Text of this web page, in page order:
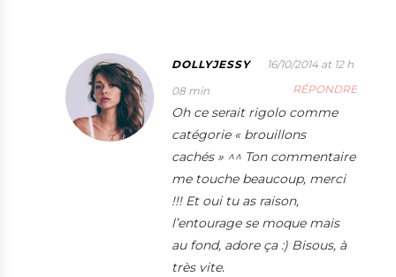
DOLLYJESSY
16/10/2014 at 12 h
08 min
RÉPONDRE
Oh ce serait rigolo comme
catégorie « brouillons
cachés » ^^ Ton commentaire
me touche beaucoup, merci
!!! Et oui tu as raison,
l’entourage se moque mais
au fond, adore ça :) Bisous, à
très vite.